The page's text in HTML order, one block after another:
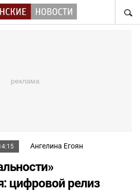
Ангелина Егоян
цифровой релиз